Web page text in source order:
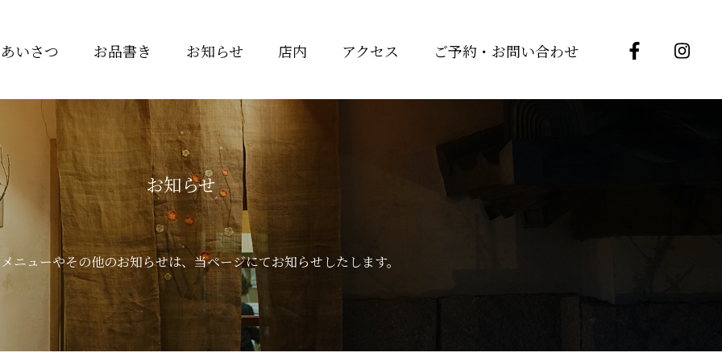
いさつ お品書き お知らせ 店内 アクセス ご予約・お問い合わせ
お知らせ
ニューやその他のお知らせは、当ページにてお知らせしたします。